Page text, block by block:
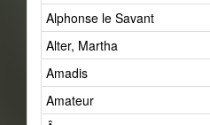
Alphonse le Savant
Alter, Martha
Amadis
Amateur